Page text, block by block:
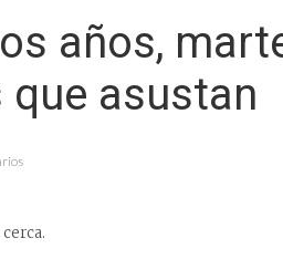
años,
que asustan